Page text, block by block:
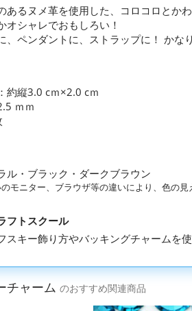
あるヌメ革を使用した、コロコロとかわ
オシャレでおもしろい！
、ペンダントに、ストラップに！ かな
約縦3.0 cｍ×2.0 cｍ
ｍｍ
ル・ブラック・ダークブラウン
モニター、ブラウザ等の違いにより、色の見
フトスクール
スキー飾り方やバッキングチャームを
チャーム のおすすめ関連商品